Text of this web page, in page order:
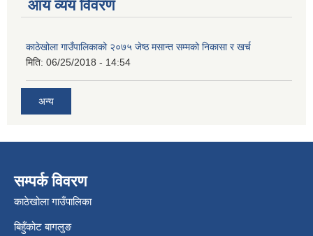
आय व्यय विवरण
काठेखोला गाउँपालिकाको २०७५ जेष्ठ मसान्त सम्मको निकासा र खर्च
मिति: 06/25/2018 - 14:54
अन्य
सम्पर्क विवरण
काठेखोला गाउँपालिका
बिहुँकोट बागलुङ